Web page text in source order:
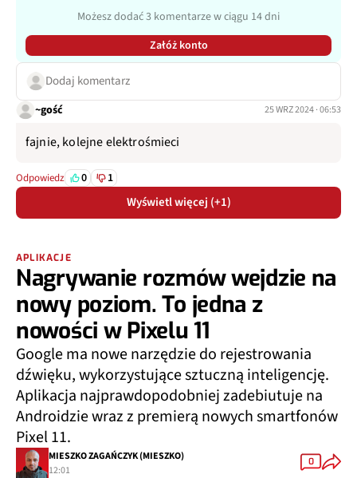
Możesz dodać 3 komentarze w ciągu 14 dni
Załóż konto
Dodaj komentarz
~gość 25 WRZ 2024 · 06:53
fajnie, kolejne elektrośmieci
Odpowiedz 0 1
Wyświetl więcej (+1)
APLIKACJE
Nagrywanie rozmów wejdzie na
nowy poziom. To jedna z
nowości w Pixelu 11
Google ma nowe narzędzie do rejestrowania
dźwięku, wykorzystujące sztuczną inteligencję.
Aplikacja najprawdopodobniej zadebiutuje na
Androidzie wraz z premierą nowych smartfonów
Pixel 11.
MIESZKO ZAGAŃCZYK (MIESZKO)
12:01
0